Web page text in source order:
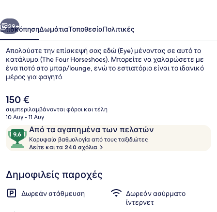
Εξωτερικοί χώροι
Επόμενο
29+
ΕπισκόπησηΔωμάτιαΤοποθεσίαΠολιτικές
Απολαύστε την επίσκεψή σας εδώ (Eye) μένοντας σε αυτό το
κατάλυμα (The Four Horseshoes). Μπορείτε να χαλαρώσετε με
ένα ποτό στο μπαρ/lounge, ενώ το εστιατόριο είναι το ιδανικό
μέρος για φαγητό.
Η
τρέχουσα
τιμή
150 €
150 €
συμπεριλαμβάνονται φόροι και τέλη
10 Αυγ - 11 Αυγ
ΣχόλιαΑπό τα αγαπημένα των πελατών
9,6
στα
10,
τα
αγαπημένα
των
Κορυφαία βαθμολογία από τους ταξιδιώτες
ί
α
Δείτε και τα 240 σχόλια
Δημοφιλείς παροχές
Δωρεάν στάθμευση
Δωρεάν ασύρματο
ίντερνετ